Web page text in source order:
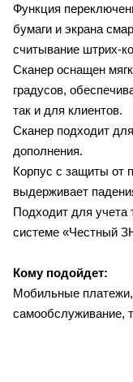
Функция
бумаги и экрана
считывание штрих-
Сканер оснащен
градусов,
так и для клиентов.
Сканер подходит
дополнения.
Корпус с защиты от
выдерживает
Подходит для
системе «Честный
Кому подойдет:
Мобильные платежи,
самообслуживание,